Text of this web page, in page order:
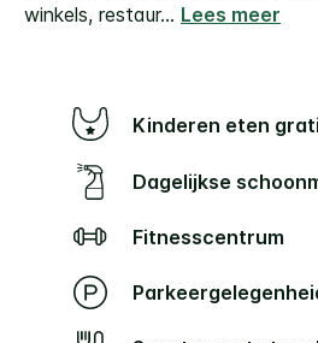
winkels, restaur... Lees meer
Kinderen eten
Dagelijkse
Fitnesscentrum